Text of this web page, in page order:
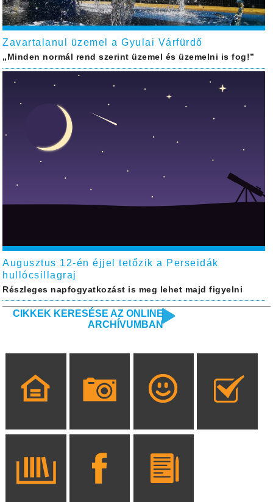
Zavartalanul üzemel a Gyulai Várfürdő
„Minden normál rend szerint üzemel és üzemelni is fog!”
Augusztus 12-én éjjel tetőzik a Perseidák
hullócsillagraj
Részleges napfogyatkozást is meg lehet majd figyelni
CIKKEK KERESÉSE AZ ONLINE
ARCHÍVUMBAN